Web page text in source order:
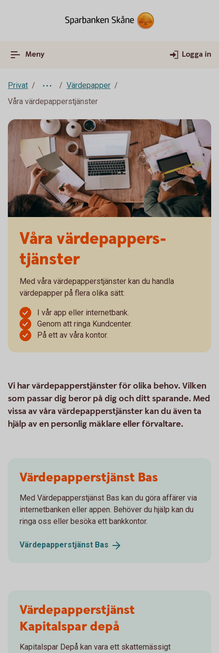
Meny Logga in
Privat
Värdepapper
Våra värdepapperstjänster
Våra värdepappers­­
tjänster
Med våra värdepapperstjänster kan du handla
värdepapper på flera olika sätt:
I vår app eller internetbank.
Genom att ringa Kundcenter.
På ett av våra kontor.
Vi har värdepapperstjänster för olika behov. Vilken
som passar dig beror på dig och ditt sparande. Med
vissa av våra värdepapperstjänster kan du även ta
hjälp av en personlig mäklare eller förvaltare.
Värdepapperstjänst Bas
Med Värdepapperstjänst Bas kan du göra affärer via
internetbanken eller appen. Behöver du hjälp kan du
ringa oss eller besöka ett bankkontor.
Värdepapperstjänst Bas
Värdepapperstjänst
Kapitalspar depå
Kapitalspar Depå kan vara ett skattemässigt